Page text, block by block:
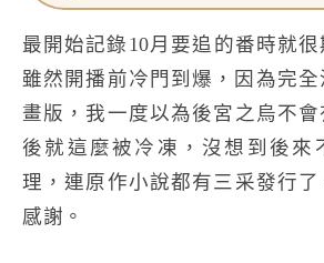
最開始記錄10月要追的番時就很
雖然開播前冷門到爆，因為完
畫版，我一度以為後宮之烏不
後就這麼被冷凍，沒想到後來
理，連原作小說都有三采發行
感謝。